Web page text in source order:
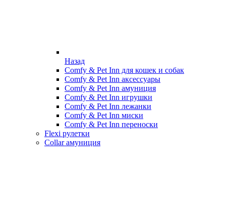
Назад
Comfy & Pet Inn для кошек и собак
Comfy & Pet Inn аксессуары
Comfy & Pet Inn амуниция
Comfy & Pet Inn игрушки
Comfy & Pet Inn лежанки
Comfy & Pet Inn миски
Comfy & Pet Inn переноски
Flexi рулетки
Collar амуниция